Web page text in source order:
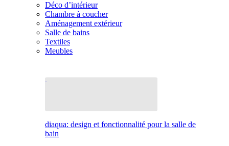
Déco d’intérieur
Chambre à coucher
Aménagement extérieur
Salle de bains
Textiles
Meubles
diaqua: design et fonctionnalité pour la salle de
bain